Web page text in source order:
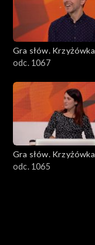
Gra słów. Krzyżówka
odc. 1067
Gra słów. Krzyżówka
odc. 1065